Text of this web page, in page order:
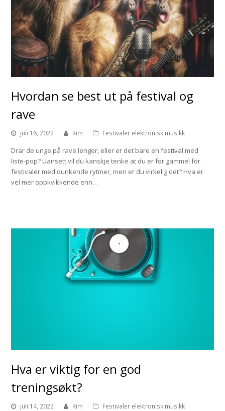
Hvordan se best ut på festival og
rave
juli 16, 2022 Kim Festivaler elektronisk musikk
Drar de unge på rave lenger, eller er det bare en festival med
liste-pop? Uansett vil du kanskje tenke at du er for gammel for
festivaler med dunkende rytmer, men er du virkelig det? Hva er
vel mer oppkvikkende enn…
Hva er viktig for en god
treningsøkt?
juli 14, 2022 Kim Festivaler elektronisk musikk